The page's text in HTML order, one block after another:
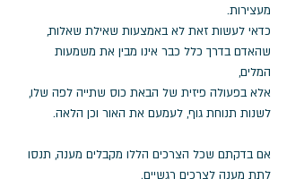
מעצירות.
כדאי לעשות זאת לא באמצעות שאילת שאלות,
שהאדם בדרך כלל כבר אינו מבין את משמעות
המלים,
אלא בפעולה פיזית של הבאת כוס שתייה לפה שלו,
לשנות תנוחת גוף, לעמעם את האור וכן הלאה.
אם בדקתם שכל הצרכים הללו מקבלים מענה, תנסו
לתת מענה לצרכים רגשיים.